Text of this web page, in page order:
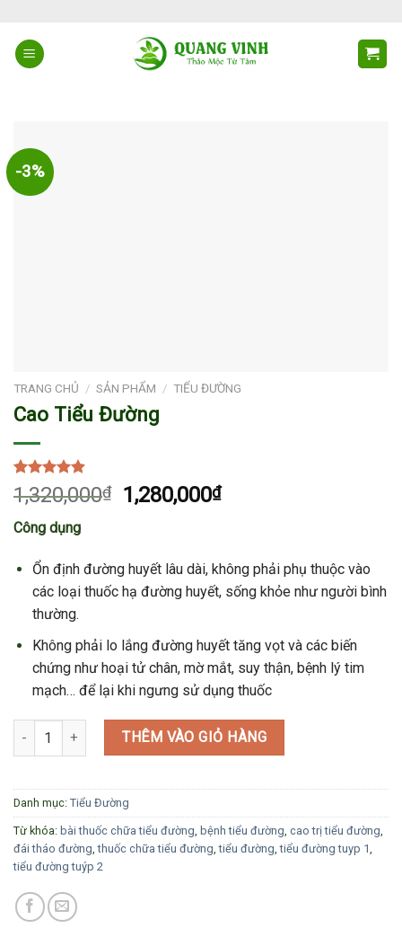
content
-3%
TRANG CHỦ / SẢN PHẨM / TIỂU ĐƯỜNG
Cao Tiểu Đường
4.91trên 5
dựa trên
11
1,320,000₫ 1,280,000₫
Công dụng
Ổn định đường huyết lâu dài, không phải phụ thuộc vào
các loại thuốc hạ đường huyết, sống khỏe như người bình
thường.
Không phải lo lắng đường huyết tăng vọt và các biến
chứng như hoại tử chân, mờ mắt, suy thận, bệnh lý tim
mạch… để lại khi ngưng sử dụng thuốc
Cao Tiểu Đường số lượngTHÊM VÀO GIỎ HÀNG
Danh mục: Tiểu Đường
Từ khóa: bài thuốc chữa tiểu đường, bệnh tiểu đường, cao trị tiểu đường,
đái tháo đường,thuốc chữa tiểu đường,tiểu đường,tiểu đường tuyp 1,
tiểu đường tuýp 2